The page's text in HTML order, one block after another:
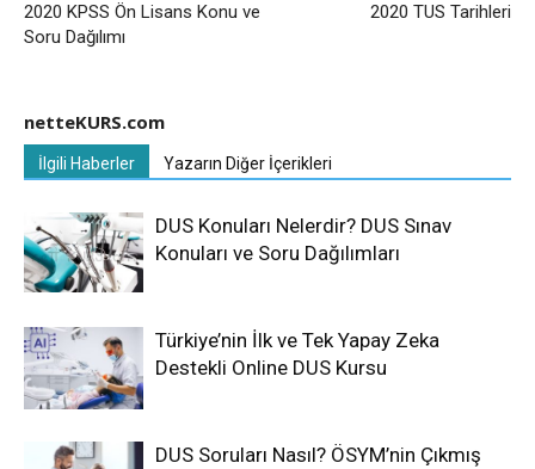
2020 KPSS Ön Lisans Konu ve
Soru Dağılımı
2020 TUS Tarihleri
netteKURS.com
İlgili Haberler Yazarın Diğer İçerikleri
DUS Konuları Nelerdir? DUS Sınav
Konuları ve Soru Dağılımları
Türkiye’nin İlk ve Tek Yapay Zeka
Destekli Online DUS Kursu
DUS Soruları Nasıl? ÖSYM’nin Çıkmış